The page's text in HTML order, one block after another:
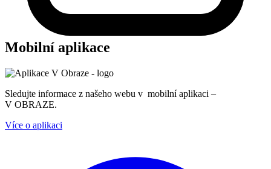
Mobilní aplikace
Sledujte informace z našeho webu v mobilní aplikaci –
V OBRAZE.
Více o aplikaci